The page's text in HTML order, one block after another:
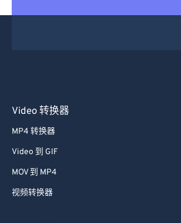
Video 转换器
MP4 转换器
Video 到 GIF
MOV 到 MP4
视频转换器